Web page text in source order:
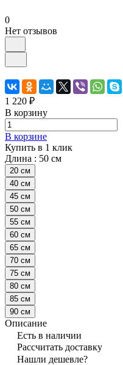
0
Нет отзывов
1 220 ₽
В корзину
В корзине
Купить в 1 клик
Длина : 50 см
20 см
40 см
45 см
50 см
55 см
60 см
65 см
70 см
75 см
80 см
85 см
90 см
Описание
Есть в наличии
Рассчитать доставку
Нашли дешевле?